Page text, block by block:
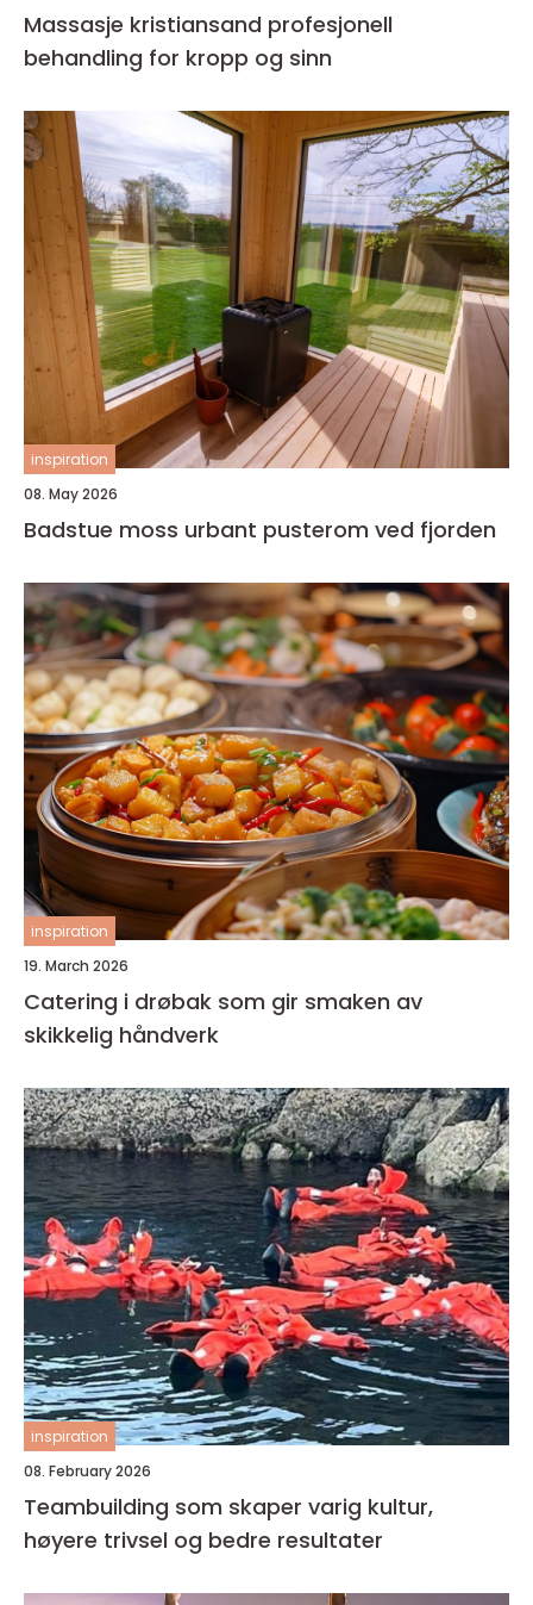
Massasje kristiansand profesjonell
behandling for kropp og sinn
inspiration
08. May 2026
Badstue moss urbant pusterom ved fjorden
inspiration
19. March 2026
Catering i drøbak som gir smaken av
skikkelig håndverk
inspiration
08. February 2026
Teambuilding som skaper varig kultur,
høyere trivsel og bedre resultater